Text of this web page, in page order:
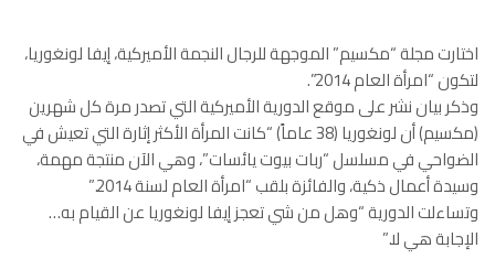
اختارت مجلة “مكسيم” الموجهة للرجال النجمة الأميركية، إيفا لونغوريا،
لتكون “امرأة العام 2014”.
وذكر بيان نشر على موقع الدورية الأميركية التي تصدر مرة كل شهرين
(مكسيم) أن لونغوريا (38 عاماً) “كانت المرأة الأكثر إثارة التي تعيش في
الضواحي في مسلسل “ربات بيوت يائسات”، وهي الآن منتجة مهمة،
وسيدة أعمال ذكية، والفائزة بلقب “امرأة العام لسنة 2014.”
وتساءلت الدورية “وهل من شي تعجز إيفا لونغوريا عن القيام به…
الإجابة هي لا.”